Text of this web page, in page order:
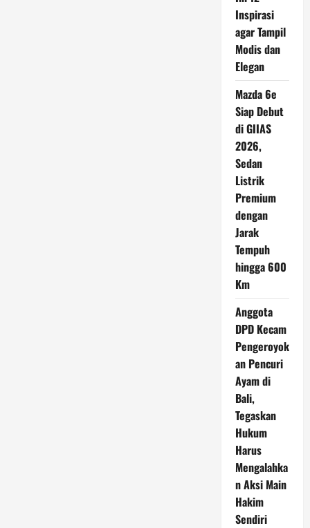
Inspirasi
agar Tampil
Modis dan
Elegan
Mazda 6e
Siap Debut
di GIIAS
2026,
Sedan
Listrik
Premium
dengan
Jarak
Tempuh
hingga 600
Km
Anggota
DPD Kecam
Pengeroyok
an Pencuri
Ayam di
Bali,
Tegaskan
Hukum
Harus
Mengalahka
n Aksi Main
Hakim
Sendiri